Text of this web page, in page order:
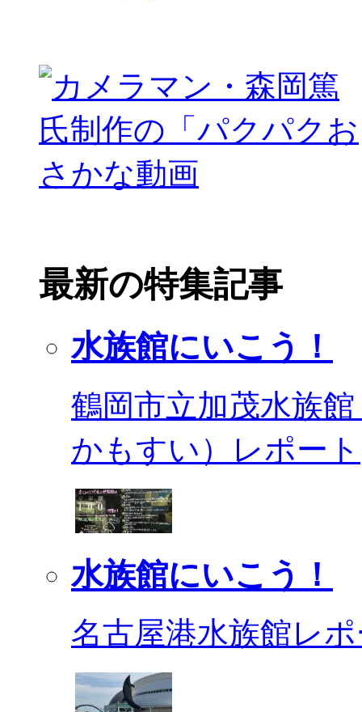
最新の特集記事
水族館にいこう！
鶴岡市立加茂水族
かもすい）レポート
水族館にいこう！
名古屋港水族館レ